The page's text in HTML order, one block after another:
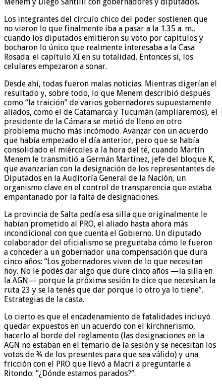
Los integrantes del círculo chico del poder sostienen que
no vieron lo que finalmente iba a pasar a la 1.35 a. m.,
cuando los diputados emitieron su voto por capítulos y
bocharon lo único que realmente interesaba a la Casa
Rosada: el capítulo XI en su totalidad. Entonces sí, los
celulares empezaron a sonar.
Desde ahí, todas fueron malas noticias. Mientras digerían el
resultado y, sobre todo, lo que Menem describió después
como “la traición” de varios gobernadores supuestamente
aliados, como el de Catamarca y Tucumán (ampliaremos), el
presidente de la Cámara se metió de lleno en otro
problema mucho más incómodo. Avanzar con un acuerdo
que había empezado el día anterior, pero que se había
consolidado el miércoles a la hora del té, cuando Martín
Menem le transmitió a Germán Martínez, jefe del bloque K,
que avanzarían con la designación de los representantes de
Diputados en la Auditoría General de la Nación, un
organismo clave en el control de transparencia que estaba
empantanado por la falta de designaciones.
La provincia de Salta pedía esa silla que originalmente le
habían prometido al PRO, el aliado hasta ahora más
incondicional con que cuenta el Gobierno. Un diputado
colaborador del oficialismo se preguntaba cómo le fueron
a conceder a un gobernador una compensación que dura
cinco años: “Los gobernadores viven de lo que necesitan
hoy. No le podés dar algo que dure cinco años —la silla en
la AGN— porque la próxima sesión te dice que necesitan la
ruta 23 y se la tenés que dar porque lo otro ya lo tiene”.
Estrategias de la casta.
Lo cierto es que el encadenamiento de fatalidades incluyó
quedar expuestos en un acuerdo con el kirchnerismo,
hacerlo al borde del reglamento (las designaciones en la
AGN no estaban en el temario de la sesión y se necesitan los
votos de ¾ de los presentes para que sea válido) y una
fricción con el PRO que llevó a Macri a preguntarle a
Ritondo: “¿Dónde estamos parados?”.